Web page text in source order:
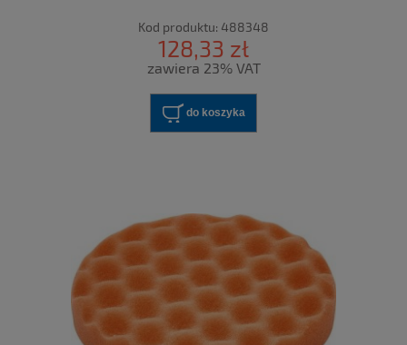
Kod produktu: 488348
128,33 zł
zawiera 23% VAT
do koszyka